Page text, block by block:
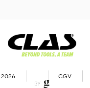
2026 CGV